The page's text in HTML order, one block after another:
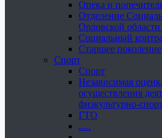
Опека и
Отделение
Орловской
Социальный
Старшее поколение
Спорт
Спорт
Независимая
осуществления
физкультурно-
ГТО
.....